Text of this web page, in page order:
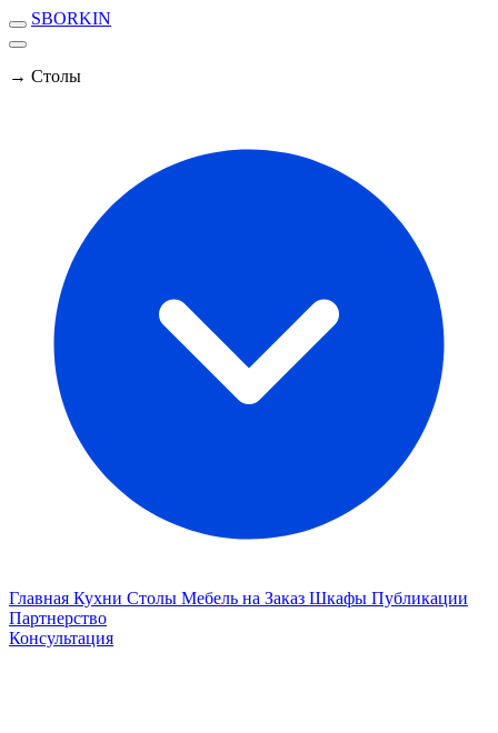
SBORKIN
→ Столы
Главная Кухни Столы Мебель на Заказ Шкафы Публикации
Партнерство
Консультация